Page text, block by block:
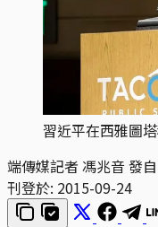
習近平在西雅圖
端傳媒記者 馮兆音 發
刊登於: 2015-09-24